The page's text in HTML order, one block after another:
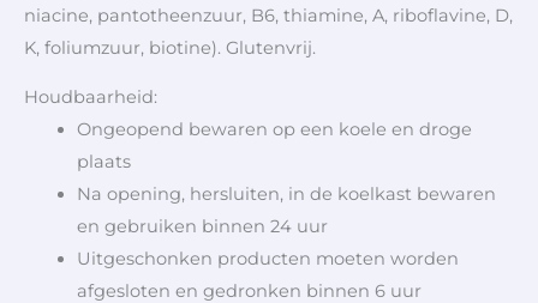
niacine, pantotheenzuur, B6, thiamine, A, riboflavine, D,
K, foliumzuur, biotine). Glutenvrij.
Houdbaarheid:
Ongeopend bewaren op een koele en droge
plaats
Na opening, hersluiten, in de koelkast bewaren
en gebruiken binnen 24 uur
Uitgeschonken producten moeten worden
afgesloten en gedronken binnen 6 uur